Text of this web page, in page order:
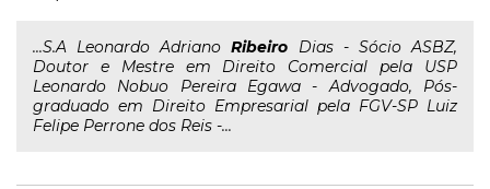
...S.A Leonardo AdrianoRibeiro Dias - Sócio ASBZ,
Doutor e Mestre em Direito Comercial pela USP
Leonardo Nobuo Pereira Egawa - Advogado, Pós-
graduado em Direito Empresarial pela FGV-SP Luiz
Felipe Perrone dos Reis -...